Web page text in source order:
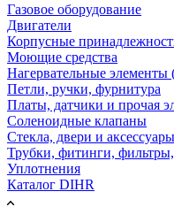
Газовое оборудование
Двигатели
Корпусные
Моющие средства
Нагервательные
Петли, ручки, фурнитура
Платы, датчики и прочая
Соленоидные клапаны
Стекла, двери и аксессуары
Трубки, фитинги,
Уплотнения
Каталог DIHR